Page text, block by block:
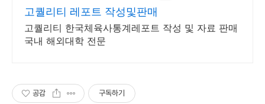
고퀄리티 레포트 작성및판매
고퀄리티 한국체육사통계레포트 작성 및 자료 판매
국내 해외대학 전문
공감 구독하기